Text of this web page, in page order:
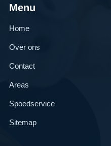
Menu
Home
Over ons
Contact
Areas
Spoedservice
Sitemap